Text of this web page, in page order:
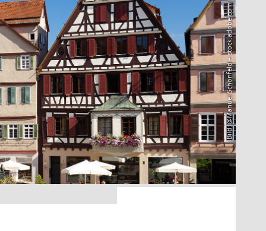
Bild: @Manuel Schönfeld – stock.adobe.com